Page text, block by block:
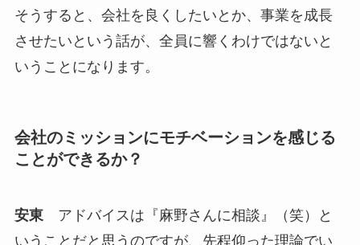
そうすると、会社を良くしたいとか、事業を成長
させたいという話が、全員に響くわけではないと
いうことになります。
会社のミッションにモチベーションを感じる
ことができるか？
安東アドバイスは『麻野さんに相談』（笑）と
いうことだと思うのですが、先程仰った理論でい